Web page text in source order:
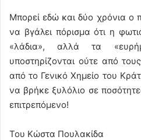
Μπορεί εδώ και δύο χρόνια ο
να βγάλει πόρισμα ότι η
«λάδια», αλλά τα
υποστηρίζονται ούτε από
από το Γενικό Χημείο του
να βρήκε ξυλόλιο σε
επιτρεπόμενο!
Του Κώστα Πουλακίδα